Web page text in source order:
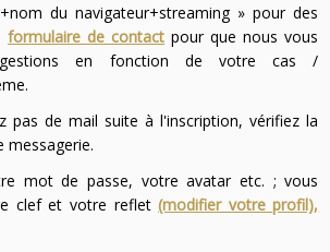
du navigateur+streaming » pour des
formulaire de contact pour que nous vous
en fonction de votre cas /
pas de mail suite à l'inscription, vérifiez la
messagerie.
mot de passe, votre avatar etc. ; vous
clef et votre reflet(modifier votre profil),